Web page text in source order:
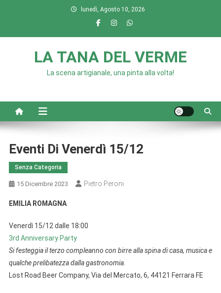
lunedì, Agosto 10, 2026
LA TANA DEL VERME
La scena artigianale, una pinta alla volta!
Eventi Di Venerdì 15/12
Senza Categoria
15 Dicembre 2023 Pietro Peroni
EMILIA ROMAGNA
Venerdì 15/12 dalle 18:00
3rd Anniversary Party
Si festeggia il terzo compleanno con birre alla spina di casa, musica e
qualche prelibatezza dalla gastronomia.
Lost Road Beer Company, Via del Mercato, 6, 44121 Ferrara FE